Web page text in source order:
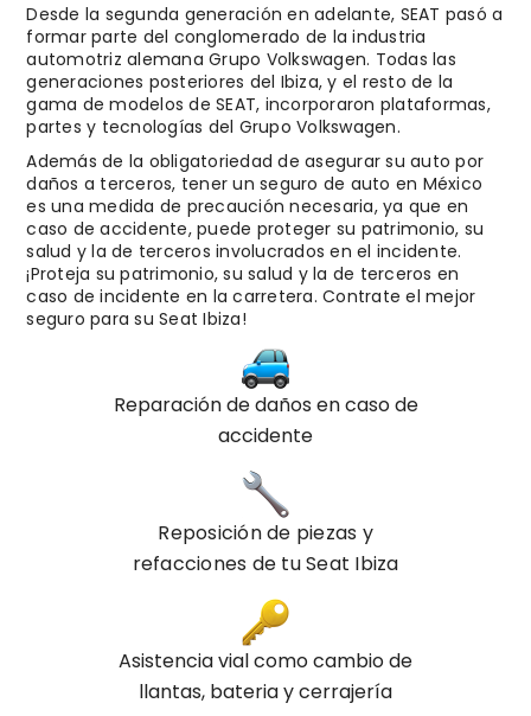
Desde la segunda generación en adelante, SEAT pasó a
formar parte del conglomerado de la industria
automotriz alemana Grupo Volkswagen. Todas las
generaciones posteriores del Ibiza, y el resto de la
gama de modelos de SEAT, incorporaron plataformas,
partes y tecnologías del Grupo Volkswagen.
Además de la obligatoriedad de asegurar su auto por
daños a terceros, tener un seguro de auto en México
es una medida de precaución necesaria, ya que en
caso de accidente, puede proteger su patrimonio, su
salud y la de terceros involucrados en el incidente.
¡Proteja su patrimonio, su salud y la de terceros en
caso de incidente en la carretera. Contrate el mejor
seguro para su Seat Ibiza!
Reparación de daños en caso de
accidente
Reposición de piezas y
refacciones de tuSeat Ibiza
Asistencia vial como cambio de
llantas, bateria y cerrajería